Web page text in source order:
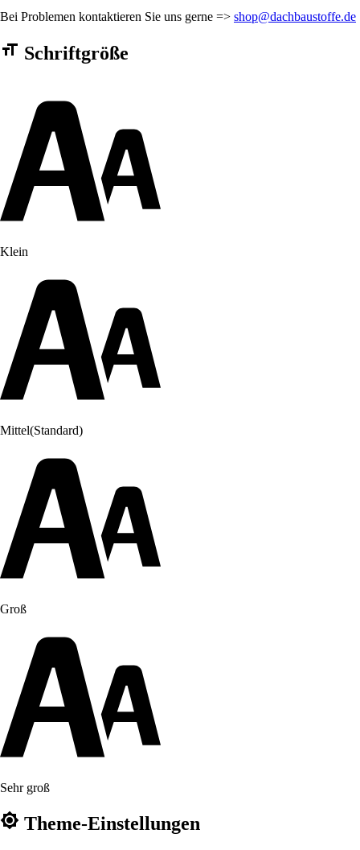
Bei Problemen kontaktieren Sie uns gerne => shop@dachbaustoffe.de
Barrierefreiheit Einstellungen Formular
Schriftgröße
Klein
Mittel(Standard)
Groß
Sehr groß
Theme-Einstellungen